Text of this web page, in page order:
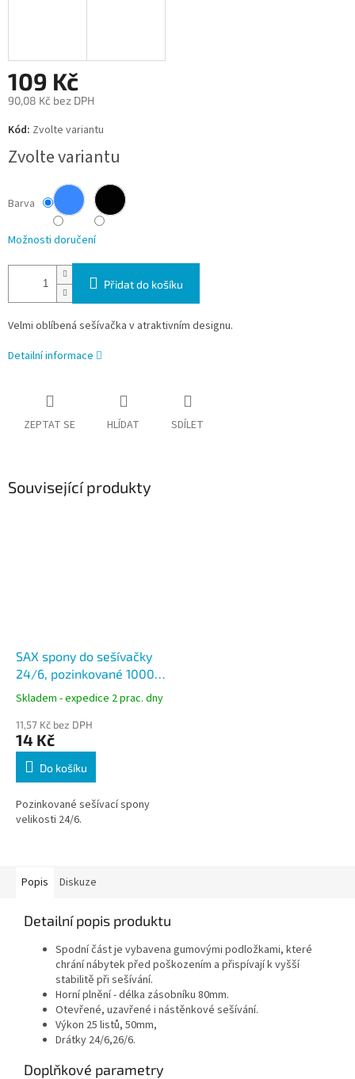
109 Kč
90,08 Kč bez DPH
Měrná
cena:
Kód: Zvolte variantu
Zvolte variantu
Barva
Možnosti doručení
Přidat do košíku
Velmi oblíbená sešívačka v atraktivním designu.
Detailní informace
ZEPTAT SE HLÍDAT SDÍLET
Související produkty
SAX spony do sešívačky
24/6, pozinkované 1000
ks
Skladem - expedice 2 prac. dny
11,57 Kč bez DPH
14 Kč
Do košíku
Pozinkované sešívací spony
velikosti 24/6.
Popis Diskuze
Detailní popis produktu
Spodní část je vybavena gumovými podložkami, které
chrání nábytek před poškozením a přispívají k vyšší
stabilitě při sešívání.
Horní plnění - délka zásobníku 80mm.
Otevřené, uzavřené i nástěnkové sešívání.
Výkon 25 listů, 50mm,
Drátky 24/6,26/6.
Doplňkové parametry